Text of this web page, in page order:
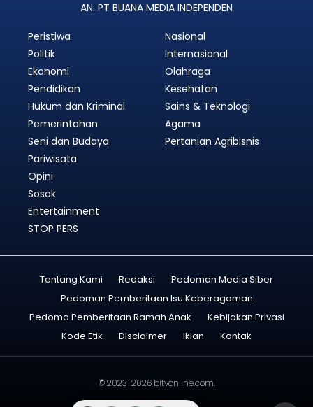
AN: PT BUANA MEDIA INDEPENDEN
Peristiwa
Politik
Ekonomi
Pendidikan
Hukum dan Kriminal
Pemerintahan
Nasional
Internasional
Olahraga
Kesehatan
Sains & Teknologi
Agama
Seni dan Budaya
Pariwisata
Opini
Sosok
Entertainment
STOP PERS
Pertanian Agribisnis
Tentang Kami Redaksi
Pedoman Media Siber
Pedoman Pemberitaan Isu Keberagaman
Pedoma Pemberitaan Ramah Anak
Kebijakan Privasi
Kode Etik
Disclaimer Iklan Kontak
© 2023-2026 bitvonline.com.